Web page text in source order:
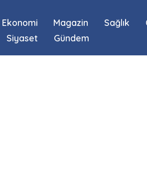
Ekonomi Magazin Sağlık
Siyaset Gündem